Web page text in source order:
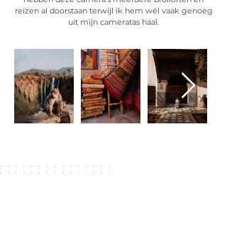
reizen al doorstaan terwijl ik hem wél vaak genoeg
uit mijn cameratas haal.